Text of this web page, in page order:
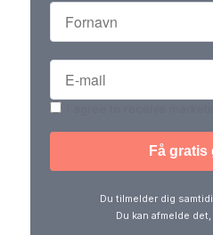
Du tilmelder dig
Du kan afmelde